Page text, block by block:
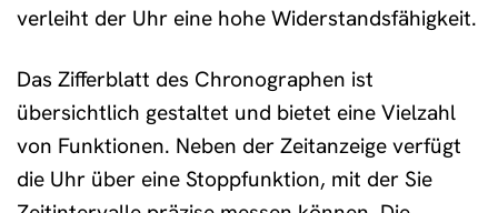
verleiht der Uhr eine hohe Widerstandsfähigkeit.
Das Zifferblatt des Chronographen ist
übersichtlich gestaltet und bietet eine Vielzahl
von Funktionen. Neben der Zeitanzeige verfügt
die Uhr über eine Stoppfunktion, mit der Sie